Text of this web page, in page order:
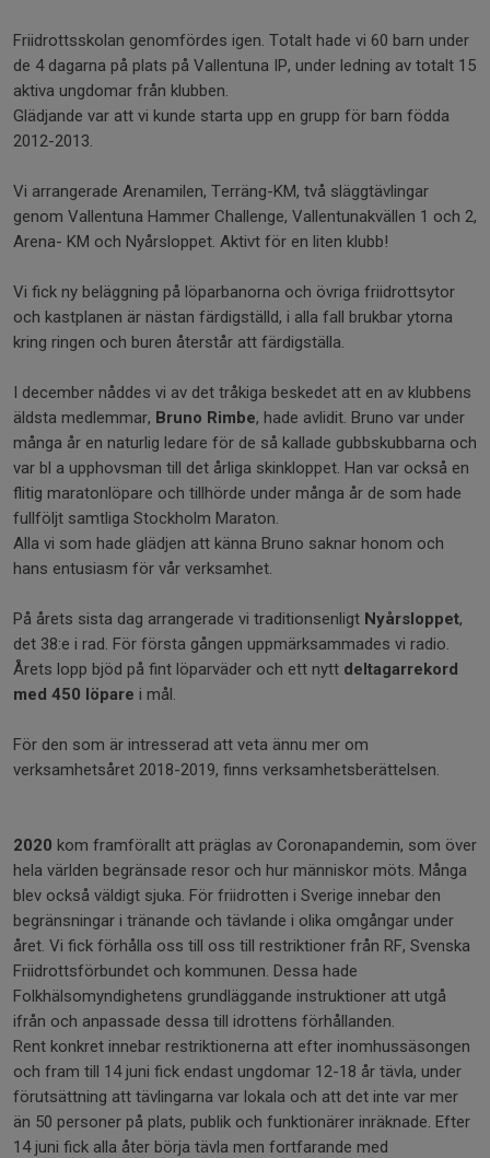
Friidrottsskolan genomfördes igen. Totalt hade vi 60 barn under
de 4 dagarna på plats på Vallentuna IP, under ledning av totalt 15
aktiva ungdomar från klubben.
Glädjande var att vi kunde starta upp en grupp för barn födda
2012-2013.
Vi arrangerade Arenamilen, Terräng-KM, två släggtävlingar
genom Vallentuna Hammer Challenge, Vallentunakvällen 1 och 2,
Arena- KM och Nyårsloppet. Aktivt för en liten klubb!
Vi fick ny beläggning på löparbanorna och övriga friidrottsytor
och kastplanen är nästan färdigställd, i alla fall brukbar ytorna
kring ringen och buren återstår att färdigställa.
I december nåddes vi av det tråkiga beskedet att en av klubbens
äldsta medlemmar, Bruno Rimbe, hade avlidit. Bruno var under
många år en naturlig ledare för de så kallade gubbskubbarna och
var bl a upphovsman till det årliga skinkloppet. Han var också en
flitig maratonlöpare och tillhörde under många år de som hade
fullföljt samtliga Stockholm Maraton.
Alla vi som hade glädjen att känna Bruno saknar honom och
hans entusiasm för vår verksamhet.
På årets sista dag arrangerade vi traditionsenligt Nyårsloppet,
det 38:e i rad. För första gången uppmärksammades vi radio.
Årets lopp bjöd på fint löparväder och ett nytt deltagarrekord
med 450 löpare i mål.
För den som är intresserad att veta ännu mer om
verksamhetsåret 2018-2019, finns verksamhetsberättelsen.
2020 kom framförallt att präglas av Coronapandemin, som över
hela världen begränsade resor och hur människor möts. Många
blev också väldigt sjuka. För friidrotten i Sverige innebar den
begränsningar i tränande och tävlande i olika omgångar under
året. Vi fick förhålla oss till oss till restriktioner från RF, Svenska
Friidrottsförbundet och kommunen. Dessa hade
Folkhälsomyndighetens grundläggande instruktioner att utgå
ifrån och anpassade dessa till idrottens förhållanden.
Rent konkret innebar restriktionerna att efter inomhussäsongen
och fram till 14 juni fick endast ungdomar 12-18 år tävla, under
förutsättning att tävlingarna var lokala och att det inte var mer
än 50 personer på plats, publik och funktionärer inräknade. Efter
14 juni fick alla åter börja tävla men fortfarande med